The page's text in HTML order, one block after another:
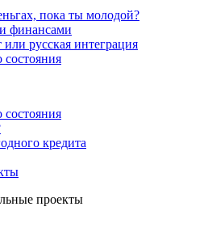
пока ты молодой?
финансами
русская интеграция
кредита
проекты